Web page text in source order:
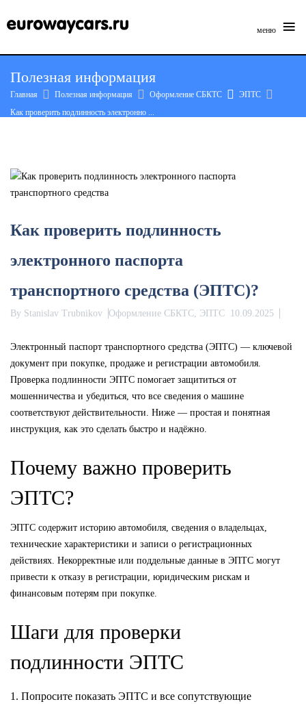
меню ≡
content
Полезная информация
Главная Полезная информация Оформление СБКТС
ЭПТС
Как проверить подлинность электронно ...
Как проверить подлинность
электронного паспорта
транспортного средства (ЭПТС)?
By Stanislav Trubnikov Оформление СБКТС, ЭПТС 10.09.2025
Электронный паспорт транспортного средства (ЭПТС) — ключевой
документ при покупке, продаже и регистрации автомобиля.
Проверка подлинности ЭПТС помогает защититься от
мошенничества и убедиться, что все сведения о машине
соответствуют действительности. Ниже — простая и понятная
инструкция, как это сделать быстро и надёжно.
Почему важно проверить
ЭПТС?
ЭПТС содержит историю автомобиля, сведения о владельцах,
технические характеристики и записи о регистрационных
действиях. Некорректные или поддельные данные в ЭПТС могут
привести к отказу в регистрации, юридическим рискам и
финансовым потерям при покупке.
Шаги для проверки
подлинности ЭПТС
1. Попросите показать ЭПТС и все сопутствующие